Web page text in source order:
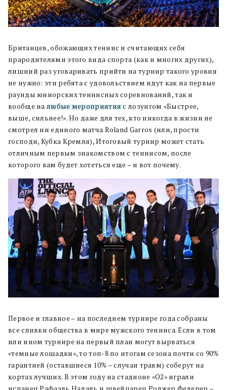
Британцев, обожающих теннис и считающих себя
прародителями этого вида спорта (как и многих других),
лишний раз уговаривать прийти на турнир такого уровня
не нужно: эти ребята с удовольствием идут как на первые
раунды юниорских теннисных соревнований, так и
вообще налюбые мероприятияс лозунгом «Быстрее,
выше, сильнее!». Но даже для тех, кто никогда в жизни не
смотрел ни единого матча Roland Garros (или, прости
господи, Кубка Кремля), Итоговый турнир может стать
отличным первым знакомством с теннисом, после
которого вам будет хотеться еще – и вот почему.
Первое и главное – на последнем турнире года собраны
все сливки общества в мире мужского тенниса. Если в том
или ином турнире на первый план могут вырваться
«темные лошадки», то топ-8 по итогам сезона почти со 90%
гарантией (оставшиеся 10% – случаи травм) соберут на
кортах лучших. В этом году на стадионе «О2» играли